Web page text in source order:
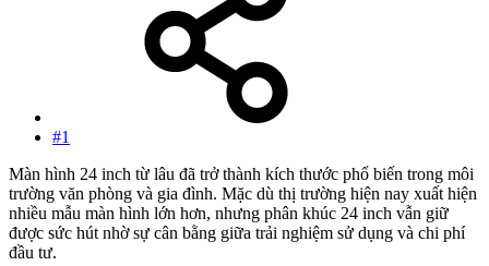
#1
Màn hình 24 inch từ lâu đã trở thành kích thước phổ biến trong môi
trường văn phòng và gia đình. Mặc dù thị trường hiện nay xuất hiện
nhiều mẫu màn hình lớn hơn, nhưng phân khúc 24 inch vẫn giữ
được sức hút nhờ sự cân bằng giữa trải nghiệm sử dụng và chi phí
đầu tư.